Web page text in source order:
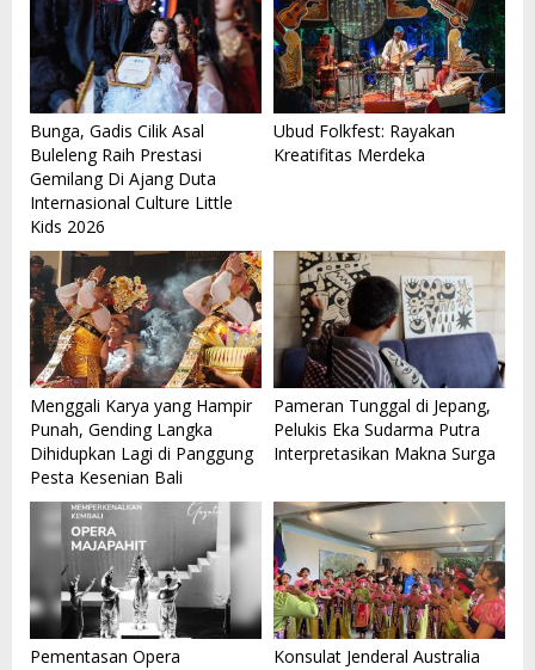
Bunga, Gadis Cilik Asal
Buleleng Raih Prestasi
Gemilang Di Ajang Duta
Internasional Culture Little
Kids 2026
Ubud Folkfest: Rayakan
Kreatifitas Merdeka
Menggali Karya yang Hampir
Punah, Gending Langka
Dihidupkan Lagi di Panggung
Pesta Kesenian Bali
Pameran Tunggal di Jepang,
Pelukis Eka Sudarma Putra
Interpretasikan Makna Surga
Pementasan Opera
Konsulat Jenderal Australia